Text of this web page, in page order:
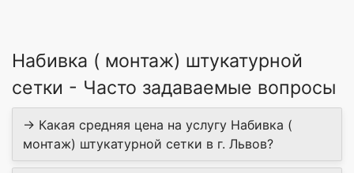
Набивка ( монтаж) штукатурной
сетки - Часто задаваемые вопросы
→ Какая средняя цена на услугу Набивка (
монтаж) штукатурной сетки в г. Львов?